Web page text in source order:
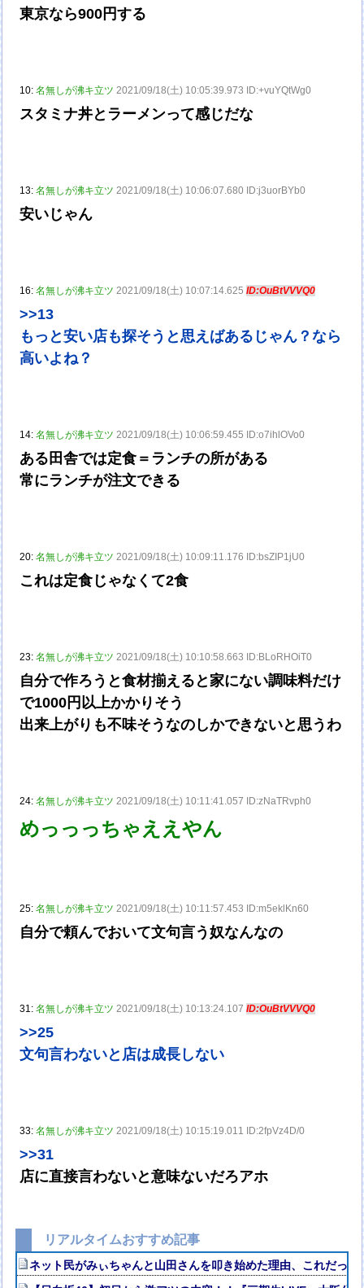
東京なら900円する
10:名無しが沸キ立ツ 2021/09/18(土) 10:05:39.973 ID:+vuYQtWg0
スタミナ丼とラーメンって感じだな
13:名無しが沸キ立ツ 2021/09/18(土) 10:06:07.680 ID:j3uorBYb0
安いじゃん
16:名無しが沸キ立ツ 2021/09/18(土) 10:07:14.625ID:OuBtVVVQ0
>>13
もっと安い店も探そうと思えばあるじゃん？なら
高いよね？
14:名無しが沸キ立ツ 2021/09/18(土) 10:06:59.455 ID:o7ihlOVo0
ある田舎では定食＝ランチの所がある
常にランチが注文できる
20:名無しが沸キ立ツ 2021/09/18(土) 10:09:11.176 ID:bsZIP1jU0
これは定食じゃなくて2食
23:名無しが沸キ立ツ 2021/09/18(土) 10:10:58.663 ID:BLoRHOiT0
自分で作ろうと食材揃えると家にない調味料だけ
で1000円以上かかりそう
出来上がりも不味そうなのしかできないと思うわ
24:名無しが沸キ立ツ 2021/09/18(土) 10:11:41.057 ID:zNaTRvph0
めっっっちゃええやん
25:名無しが沸キ立ツ 2021/09/18(土) 10:11:57.453 ID:m5eklKn60
自分で頼んでおいて文句言う奴なんなの
31:名無しが沸キ立ツ 2021/09/18(土) 10:13:24.107ID:OuBtVVVQ0
>>25
文句言わないと店は成長しない
33:名無しが沸キ立ツ 2021/09/18(土) 10:15:19.011 ID:2fpVz4D/0
>>31
店に直接言わないと意味ないだろアホ
リアルタイムおすすめ記事
ネット民がみぃちゃんと山田さんを叩き始めた理由、これだっ